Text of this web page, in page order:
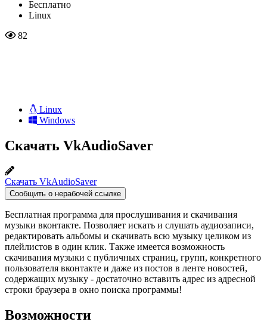
Бесплатно
Linux
82
Linux
Windows
Скачать VkAudioSaver
Скачать VkAudioSaver
Сообщить о нерабочей ссылке
Бесплатная программа для прослушивания и скачивания
музыки вконтакте. Позволяет искать и слушать аудиозаписи,
редактировать альбомы и скачивать всю музыку целиком из
плейлистов в один клик. Также имеется возможность
скачивания музыки с публичных страниц, групп, конкретного
пользователя вконтакте и даже из постов в ленте новостей,
содержащих музыку - достаточно вставить адрес из адресной
строки браузера в окно поиска программы!
Возможности